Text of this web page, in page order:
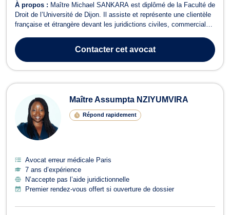
À propos : Maître Michael SANKARA est diplômé de la Faculté de
Droit de l’Université de Dijon. Il assiste et représente une clientèle
française et étrangère devant les juridictions civiles, commerciales
affaires, il a développé une expertise particulière en droit des
soci...
Contactercet avocat
Maître Assumpta NZIYUMVIRA
Répond rapidement
Avocat erreur médicale Paris
7 ans d’expérience
N’accepte pas l’aide juridictionnelle
Premier rendez-vous offert si ouverture de dossier